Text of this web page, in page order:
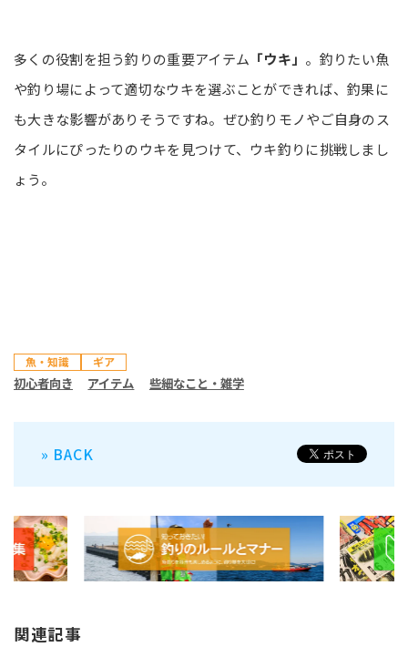
多くの役割を担う釣りの重要アイテム 「ウキ」 。釣りたい魚
や釣り場によって適切なウキを選ぶことができれば、釣果に
も大きな影響がありそうですね。ぜひ釣りモノやご自身のス
タイルにぴったりのウキを見つけて、ウキ釣りに挑戦しまし
ょう。
魚・知識 ギア
初心者向き アイテム 些細なこと・雑学
» BACK
関連記事